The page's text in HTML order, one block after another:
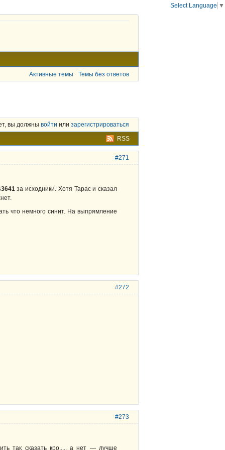
Активные темы Темы без ответов
вы должны войти или зарегистрироваться
RSS
#271
за исходники. Хотя Тарас и сказал
что немного синит. На выпрямление
#272
#273
так сказать кро...., а нет — лучше
Select Language ▼